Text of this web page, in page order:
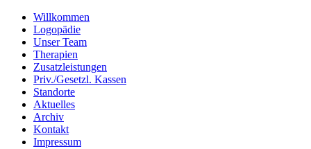
Willkommen
Logopädie
Unser Team
Therapien
Zusatzleistungen
Priv./Gesetzl. Kassen
Standorte
Aktuelles
Archiv
Kontakt
Impressum